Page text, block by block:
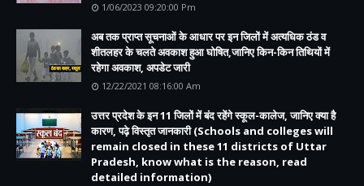
1/06/2023 09:20:00 Pm
अब तक प्राप्त सूचनाओं के आधार पर इन जिलों में अत्यधिक ठंड व
शीतलहर के चलते अवकाश हुआ घोषित,जानिए किन-किन तिथियों में
रहेगा अवकाश, अपडेट जारी
12/22/2021 08:16:00 Am
उत्तर प्रदेश के इन 11 जिलों में बंद रहेंगे स्कूल-कालेज, जानिए क्या है
कारण, पढ़े विस्तृत जानकारी (Schools and colleges will
remain closed in these 11 districts of Uttar
Pradesh, know what is the reason, read
detailed information)